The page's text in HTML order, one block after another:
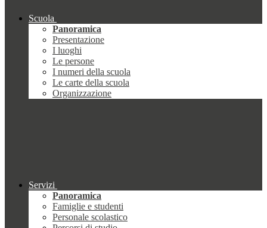
Scuola
Panoramica
Presentazione
I luoghi
Le persone
I numeri della scuola
Le carte della scuola
Organizzazione
Servizi
Panoramica
Famiglie e studenti
Personale scolastico